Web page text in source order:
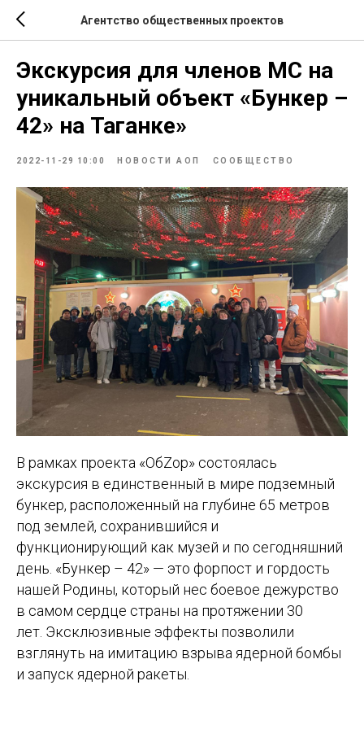
Агентство общественных проектов
Экскурсия для членов МС на
уникальный объект «Бункер –
42» на Таганке»
2022-11-29 10:00 НОВОСТИ АОП СООБЩЕСТВО
В рамках проекта «ОбZор» состоялась
экскурсия в единственный в мире подземный
бункер, расположенный на глубине 65 метров
под землей, сохранившийся и
функционирующий как музей и по сегодняшний
день. «Бункер – 42» — это форпост и гордость
нашей Родины, который нес боевое дежурство
в самом сердце страны на протяжении 30
лет. Эксклюзивные эффекты позволили
взглянуть на имитацию взрыва ядерной бомбы
и запуск ядерной ракеты.